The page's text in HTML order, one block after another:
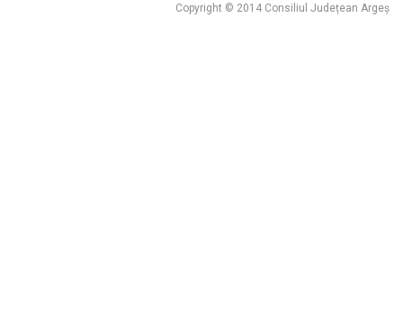
Copyright © 2014 Consiliul Județean Argeș